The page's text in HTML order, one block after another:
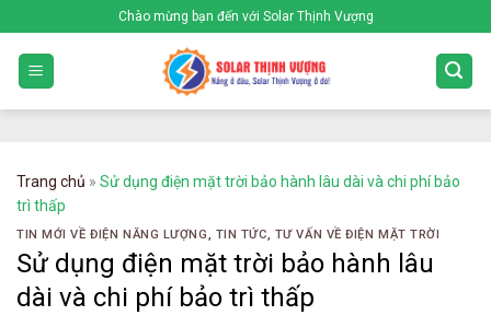
to
content
Chào mừng bạn đến với Solar Thịnh Vượng
Trang chủ » Sử dụng điện mặt trời bảo hành lâu dài và chi phí bảo
trì thấp
TIN MỚI VỀ ĐIỆN NĂNG LƯỢNG, TIN TỨC, TƯ VẤN VỀ ĐIỆN MẶT TRỜI
Sử dụng điện mặt trời bảo hành lâu
dài và chi phí bảo trì thấp